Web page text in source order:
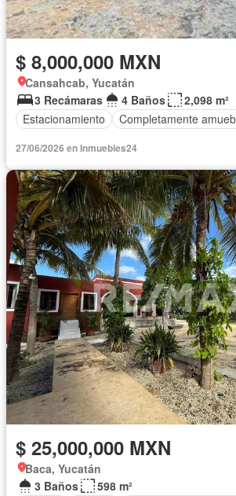
$ 8,000,000 MXN
Cansahcab, Yucatán
3 Recámaras
4 Baños
2,098 m²
Estacionamiento
Completamente
27/06/2026 en Inmuebles24
$ 25,000,000 MXN
Baca, Yucatán
3 Baños
598 m²